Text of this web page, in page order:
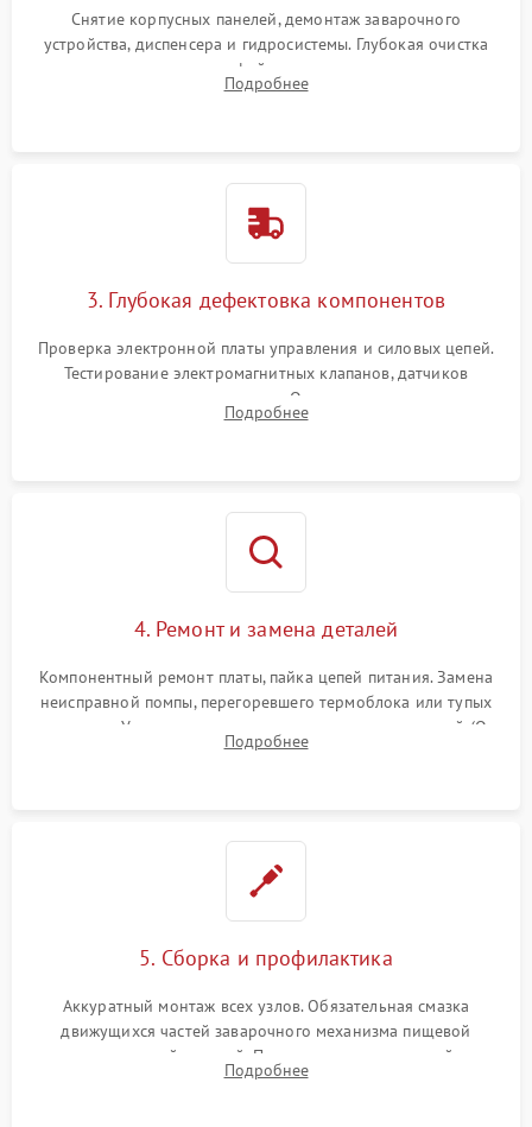
Снятие корпусных панелей, демонтаж заварочного
устройства, диспенсера и гидросистемы. Глубокая очистка
внутренних узлов от кофейных масел, жмыха и накипи.
Промывка дренажных каналов и фильтров с использованием
Подробнее
3. Глубокая дефектовка компонентов
Проверка электронной платы управления и силовых цепей.
Тестирование электромагнитных клапанов, датчиков
температуры и расходомера. Оценка степени износа
жерновов кофемолки, уплотнительных колец гидросистемы
Подробнее
4. Ремонт и замена деталей
Компонентный ремонт платы, пайка цепей питания. Замена
неисправной помпы, перегоревшего термоблока или тупых
жерновов. Установка новых силиконовых уплотнителей (O-
ring) и тефлоновых трубок для надежного устранения
Подробнее
5. Сборка и профилактика
Аккуратный монтаж всех узлов. Обязательная смазка
движущихся частей заварочного механизма пищевой
силиконовой смазкой. Проведение программной
декальцинации и очистки системы от кофейных масел.
Подробнее